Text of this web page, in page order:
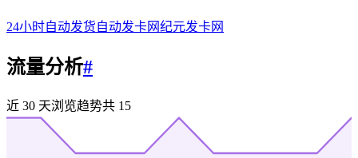
24小时自动发货自动发卡网纪元发卡网
流量分析#
近 30 天浏览趋势共 15